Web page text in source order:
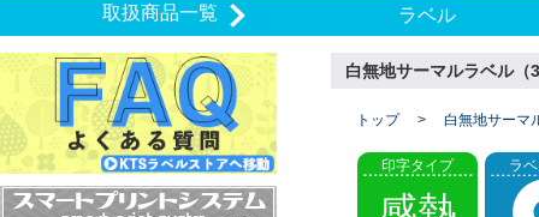
取扱商品一覧 ラベル
白無地サーマルラベル